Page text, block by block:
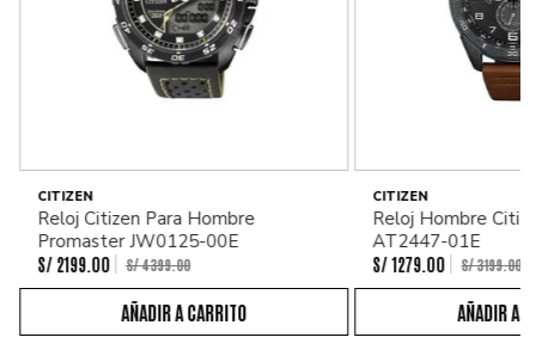
CITIZEN
Reloj Citizen Para Hombre
Promaster JW0125-00E
S/ 2199. 00 S/4399.00
CITIZEN
Reloj Hombre
AT2447-01E
S/ 1279 00 S/3199.00